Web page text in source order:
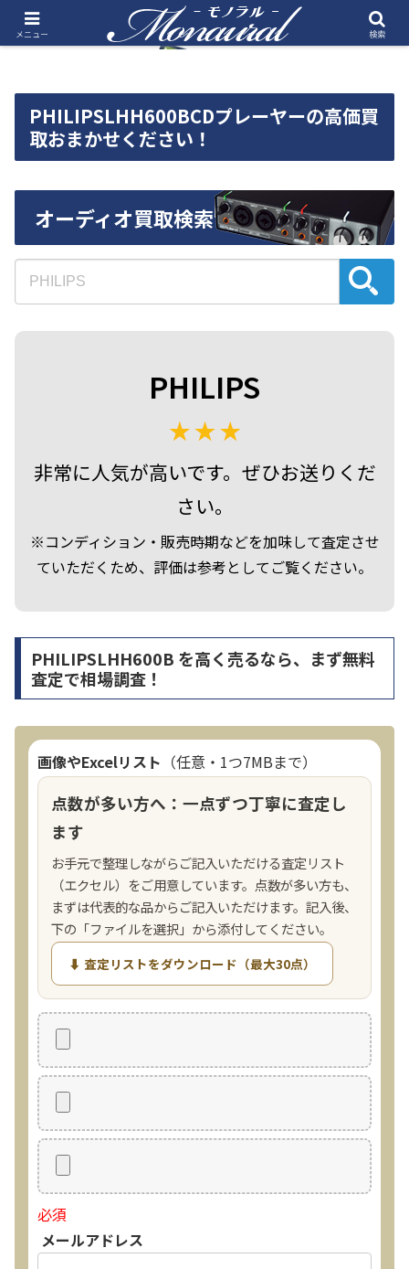
PHILIPSLHH600BCDプレーヤーの高価買
取おまかせください！
オーディオ買取検索
PHILIPS
非常に人気が高いです。ぜひお送りくだ
さい。
※コンディション・販売時期などを加味して査定させ
ていただくため、評価は参考としてご覧ください。
PHILIPSLHH600B を高く売るなら、まず無料
査定で相場調査！
画像やExcelリスト （任意・1つ7MBまで）
点数が多い方へ：一点ずつ丁寧に査定し
ます
お手元で整理しながらご記入いただける査定リスト
（エクセル）をご用意しています。点数が多い方も、
まずは代表的な品からご記入いただけます。記入後、
下の「ファイルを選択」から添付してください。
⬇ 査定リストをダウンロード（最大30点）
必須
メールアドレス
メニュー 検索